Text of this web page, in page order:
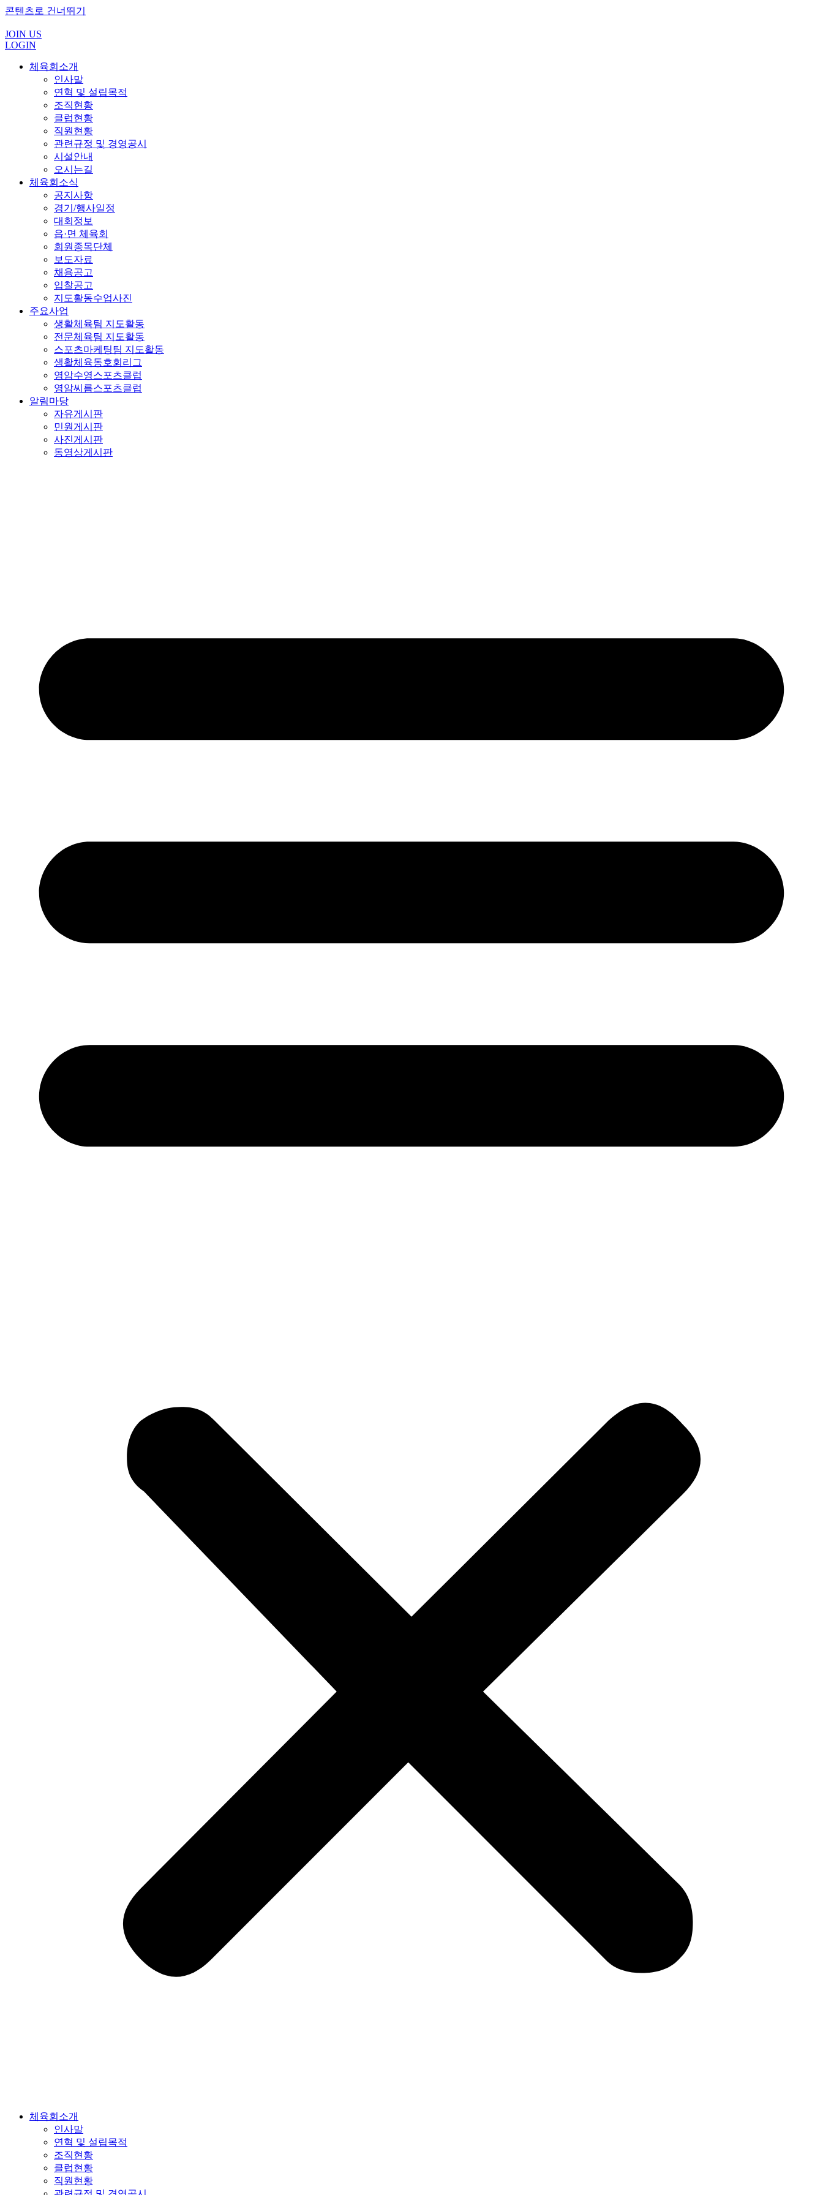
콘텐츠로 건너뛰기
JOIN US
LOGIN
체육회소개
인사말
연혁 및 설립목적
조직현황
클럽현황
직원현황
관련규정 및 경영공시
시설안내
오시는길
체육회소식
공지사항
경기/행사일정
대회정보
읍·면 체육회
회원종목단체
보도자료
채용공고
입찰공고
지도활동수업사진
주요사업
생활체육팀 지도활동
전문체육팀 지도활동
스포츠마케팅팀 지도활동
생활체육동호회리그
영암수영스포츠클럽
영암씨름스포츠클럽
알림마당
자유게시판
민원게시판
사진게시판
동영상게시판
체육회소개
인사말
연혁 및 설립목적
조직현황
클럽현황
직원현황